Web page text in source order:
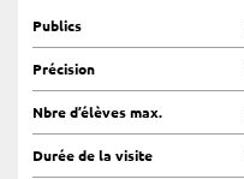
Publics
Précision
Nbre d’élèves max.
Durée de la visite